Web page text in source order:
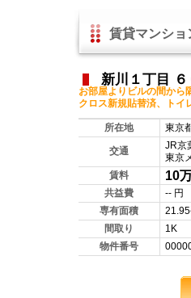
賃貸マンシ
新川１丁目
お部屋よりビルの間から
クロス新規貼替済、トイ
所在地 東京
交通
JR京
東京
賃料
10
共益費
-- 円
専有面積
間取り
1K
物件番号